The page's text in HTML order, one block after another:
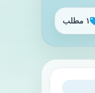
۱ مطلب